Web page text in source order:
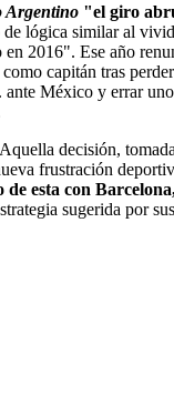
Argentino "el giro
de lógica similar al
en 2016". Ese año
capitán tras
México y errar
decisión,
frustración
esta con
sugerida por